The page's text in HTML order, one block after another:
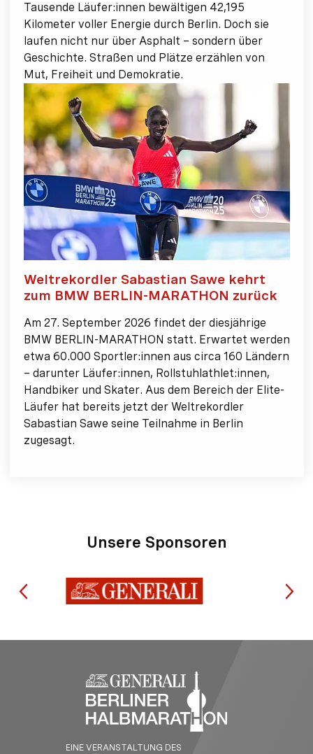
Tausende Läufer:innen bewältigen 42,195
Kilometer voller Energie durch Berlin. Doch sie
laufen nicht nur über Asphalt – sondern über
Geschichte. Straßen und Plätze erzählen von
Mut, Freiheit und Demokratie.
Weltrekordler Sabastian Sawe kehrt
zum BMW BERLIN-MARATHON zurück
Am 27. September 2026 findet der diesjährige
BMW BERLIN-MARATHON statt. Erwartet werden
etwa 60.000 Sportler:innen aus circa 160 Ländern
– darunter Läufer:innen, Rollstuhlathlet:innen,
Handbiker und Skater. Aus dem Bereich der Elite-
Läufer hat bereits jetzt der Weltrekordler
Sabastian Sawe seine Teilnahme in Berlin
zugesagt.
Unsere Sponsoren
EINE VERANSTALTUNG DES